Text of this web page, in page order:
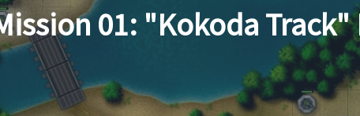
01: "Kokoda Track"